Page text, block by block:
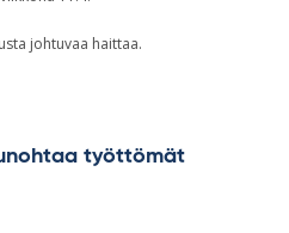
johtuvaa haittaa.
työt­tö­mät